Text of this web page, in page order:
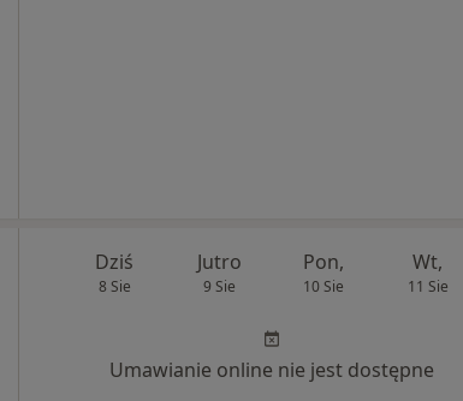
Dziś
8 Sie
Jutro
9 Sie
Pon,
10 Sie
Wt,
11 Sie
Umawianie online nie jest dostępne